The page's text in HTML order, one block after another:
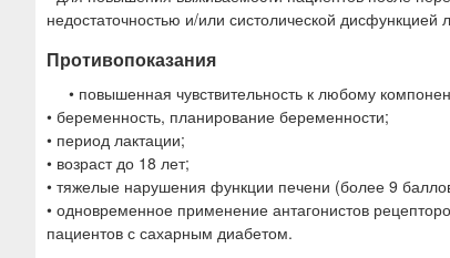
недостаточностью и/или систолической
Противопоказания
• повышенная чувствительность к любому
• беременность, планирование беременности;
• период лактации;
• возраст до 18 лет;
• тяжелые нарушения функции печени (более 9
• одновременное применение антагонистов
пациентов с сахарным диабетом.